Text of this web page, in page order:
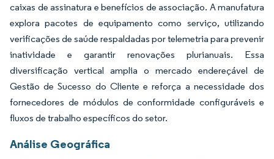
caixas de assinatura e benefícios de associação. A manufatura
explora pacotes de equipamento como serviço, utilizando
verificações de saúde respaldadas por telemetria para prevenir
inatividade e garantir renovações plurianuais. Essa
diversificação vertical amplia o mercado endereçável de
Gestão de Sucesso do Cliente e reforça a necessidade dos
fornecedores de módulos de conformidade configuráveis e
fluxos de trabalho específicos do setor.
Análise Geográfica